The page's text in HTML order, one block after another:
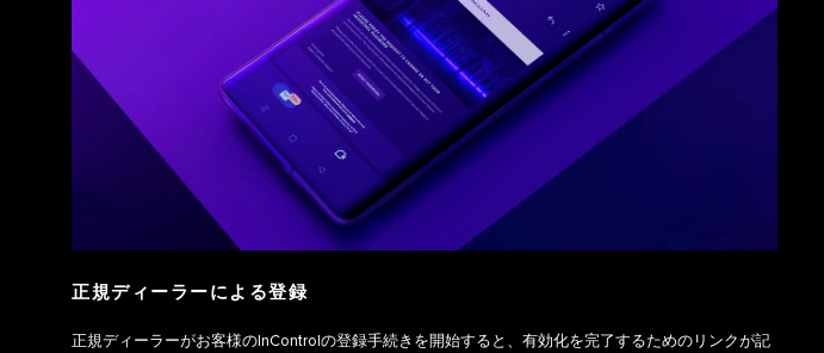
正規ディーラーによる登録
正規ディーラーがお客様のInControlの登録手続きを開始すると、有効化を完了するためのリンクが記